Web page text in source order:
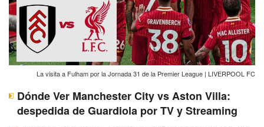
La visita a Fulham por la Jornada 31 de la Premier League | LIVERPOOL FC
Dónde Ver Manchester City vs Aston Villa:
despedida de Guardiola por TV y Streaming